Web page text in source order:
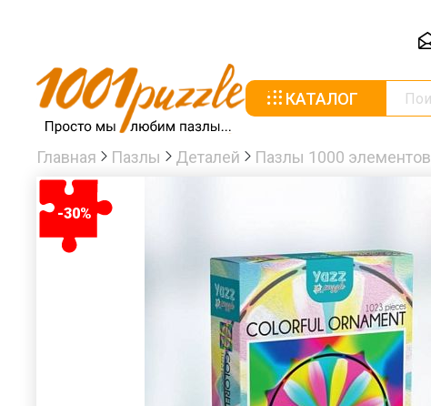
КАТАЛОГ
Главная Пазлы Деталей Пазлы 1000 элементов
-30%